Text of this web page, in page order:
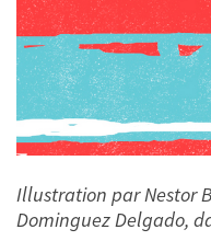
Illustration par Nestor
Dominguez Delgado,